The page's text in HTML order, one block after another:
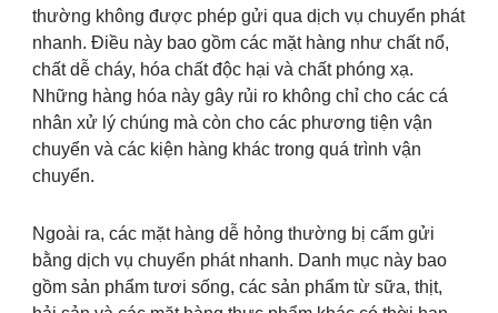
thường không được phép gửi qua dịch vụ chuyển phát
nhanh. Điều này bao gồm các mặt hàng như chất nổ,
chất dễ cháy, hóa chất độc hại và chất phóng xạ.
Những hàng hóa này gây rủi ro không chỉ cho các cá
nhân xử lý chúng mà còn cho các phương tiện vận
chuyển và các kiện hàng khác trong quá trình vận
chuyển.
Ngoài ra, các mặt hàng dễ hỏng thường bị cấm gửi
bằng dịch vụ chuyển phát nhanh. Danh mục này bao
gồm sản phẩm tươi sống, các sản phẩm từ sữa, thịt,